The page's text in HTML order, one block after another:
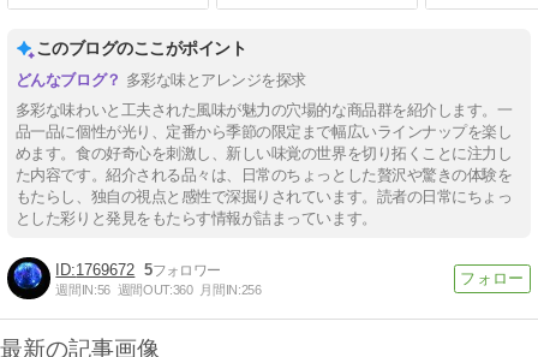
このブログのここがポイント
多彩な味とアレンジを探求
多彩な味わいと工夫された風味が魅力の穴場的な商品群を紹介します。一
品一品に個性が光り、定番から季節の限定まで幅広いラインナップを楽し
めます。食の好奇心を刺激し、新しい味覚の世界を切り拓くことに注力し
た内容です。紹介される品々は、日常のちょっとした贅沢や驚きの体験を
もたらし、独自の視点と感性で深掘りされています。読者の日常にちょっ
とした彩りと発見をもたらす情報が詰まっています。
1769672 5
週間IN:56 週間OUT:360 月間IN:256
最新の記事画像